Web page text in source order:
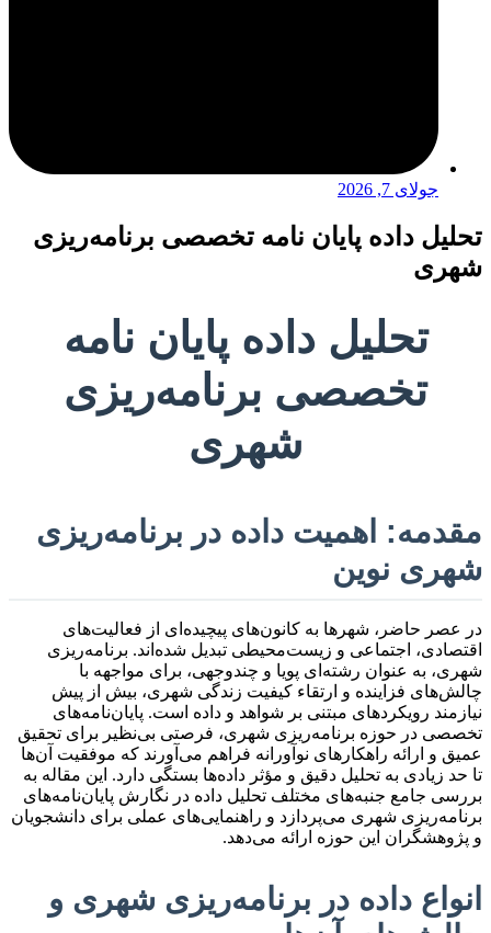
جولای 7, 2026
تحلیل داده پایان نامه تخصصی برنامه‌ریزی
شهری
تحلیل داده پایان نامه
تخصصی برنامه‌ریزی
شهری
مقدمه: اهمیت داده در برنامه‌ریزی
شهری نوین
در عصر حاضر، شهرها به کانون‌های پیچیده‌ای از فعالیت‌های
اقتصادی، اجتماعی و زیست‌محیطی تبدیل شده‌اند. برنامه‌ریزی
شهری، به عنوان رشته‌ای پویا و چندوجهی، برای مواجهه با
چالش‌های فزاینده و ارتقاء کیفیت زندگی شهری، بیش از پیش
نیازمند رویکردهای مبتنی بر شواهد و داده است. پایان‌نامه‌های
تخصصی در حوزه برنامه‌ریزی شهری، فرصتی بی‌نظیر برای تحقیق
عمیق و ارائه راهکارهای نوآورانه فراهم می‌آورند که موفقیت آن‌ها
تا حد زیادی به تحلیل دقیق و مؤثر داده‌ها بستگی دارد. این مقاله به
بررسی جامع جنبه‌های مختلف تحلیل داده در نگارش پایان‌نامه‌های
برنامه‌ریزی شهری می‌پردازد و راهنمایی‌های عملی برای دانشجویان
و پژوهشگران این حوزه ارائه می‌دهد.
انواع داده در برنامه‌ریزی شهری و